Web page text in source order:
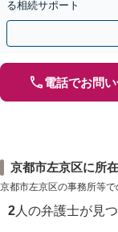
る相続サポート
電話でお問
京都市左京区に所
京都市左京区の事務所等で
2 人の弁護士が見